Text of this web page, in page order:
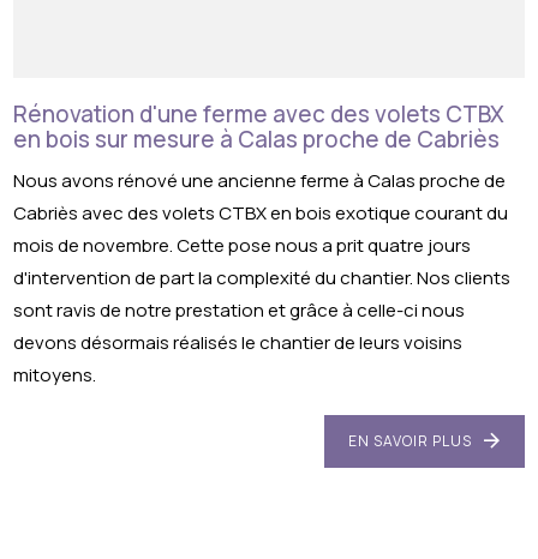
Rénovation d'une ferme avec des volets CTBX
en bois sur mesure à Calas proche de Cabriès
Nous avons rénové une ancienne ferme à Calas proche de
Cabriès avec des volets CTBX en bois exotique courant du
mois de novembre. Cette pose nous a prit quatre jours
d'intervention de part la complexité du chantier. Nos clients
sont ravis de notre prestation et grâce à celle-ci nous
devons désormais réalisés le chantier de leurs voisins
mitoyens.
EN SAVOIR PLUS